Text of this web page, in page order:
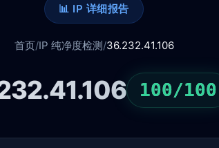
📊 IP 详细报告
首页/IP 纯净度检测/36.232.41.106
100/100